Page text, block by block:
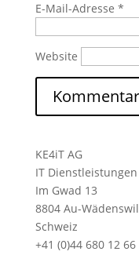
E-Mail-Adresse *
Website
KE4iT AG
IT Dienstleistungen
Im Gwad 13
8804 Au-Wädenswil
Schweiz
+41 (0)44 680 12 66